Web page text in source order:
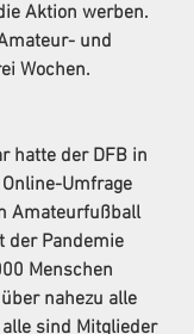
Aktion werben.
und
Wochen.
hatte der DFB in
Umfrage
Amateurfußball
der Pandemie
Menschen
nahezu alle
sind Mitglieder